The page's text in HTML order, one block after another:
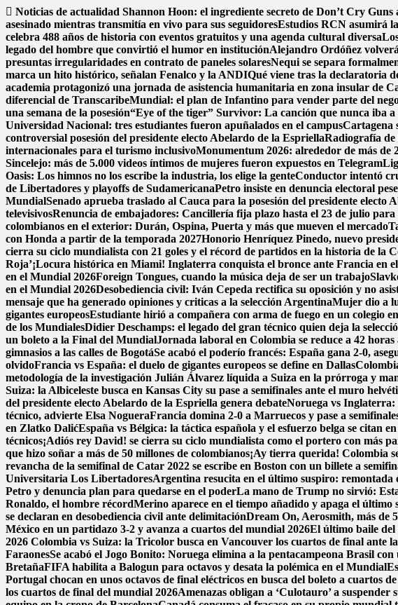
Saltar
al
contenido
Noticias de actualidad Shannon Hoon: el ingrediente secreto de Don’t Cry Guns
asesinado mientras transmitía en vivo para sus seguidoresEstudios RCN asumirá
celebra 488 años de historia con eventos gratuitos y una agenda cultural diversa
legado del hombre que convirtió el humor en instituciónAlejandro Ordóñez
presuntas irregularidades en contrato de paneles solaresNequi se separa
marca un hito histórico, señalan Fenalco y la ANDIQué viene tras la declaratoria
academia protagonizó una jornada de asistencia humanitaria en zona insular de
diferencial de TranscaribeMundial: el plan de Infantino para vender parte del
una semana de la posesión“Eye of the tiger” Survivor: La canción que nunca iba a
Universidad Nacional: tres estudiantes fueron apuñalados en el campusCartagena
controversial posesión del presidente electo Abelardo de la EspriellaRadiografía de
internacionales para el turismo inclusivoMonumentum 2026: alrededor de más de
Sincelejo: más de 5.000 videos íntimos de mujeres fueron expuestos en Telegram
Oasis: Los himnos no los escribe la industria, los elige la genteConductor intentó
de Libertadores y playoffs de SudamericanaPetro insiste en denuncia electoral
MundialSenado aprueba traslado al Cauca para la posesión del presidente electo
televisivosRenuncia de embajadores: Cancillería fija plazo hasta el 23 de julio
colombianos en el exterior: Durán, Ospina, Puerta y más que mueven el mercado
con Honda a partir de la temporada 2027Honorio Henríquez Pinedo, nuevo
cierra su ciclo mundialista con 21 goles y el récord de partidos en la historia de la
Roja’¡Locura histórica en Miami! Inglaterra conquista el bronce ante Francia en
en el Mundial 2026Foreign Tongues, cuando la música deja de ser un trabajo
en el Mundial 2026Desobediencia civil: Iván Cepeda rectifica su oposición y no
mensaje que ha generado opiniones y criticas a la selección ArgentinaMujer dio a
gigantes europeosEstudiante hirió a compañera con arma de fuego en un colegio
de los MundialesDidier Deschamps: el legado del gran técnico quien deja la
un boleto a la Final del MundialJornada laboral en Colombia se reduce a 42
gimnasios a las calles de BogotáSe acabó el poderío francés: España gana 2-0,
olvidoFrancia vs España: el duelo de gigantes europeos se define en Dallas
metodología de la investigación Julián Álvarez líquida a Suiza en la prórroga y
Suiza: la Albiceleste busca en Kansas City su pase a semifinales ante el muro
del presidente electo Abelardo de la Espriella genera debateNoruega vs Inglaterra:
técnico, advierte Elsa NogueraFrancia domina 2-0 a Marruecos y pase a
en Zlatko DalićEspaña vs Bélgica: la táctica española y el esfuerzo belga se citan
técnicos¡Adiós rey David! se cierra su ciclo mundialista como el portero con más
que hizo soñar a más de 50 millones de colombianos¡Ay tierra querida! Colombia
revancha de la semifinal de Catar 2022 se escribe en Boston con un billete a
Universitaria Los LibertadoresArgentina resucita en el último suspiro: remontada
Petro y denuncia plan para quedarse en el poderLa mano de Trump no sirvió:
Ronaldo, el hombre récordMerino aparece en el tiempo añadido y apaga el
se declaran en desobediencia civil ante delimitaciónDream On, Aerosmith, más de
México en un partidazo 3-2 y avanza a cuartos del mundial 2026El último baile del
2026 Colombia vs Suiza: la Tricolor busca en Vancouver los cuartos de final ante
FaraonesSe acabó el Jogo Bonito: Noruega elimina a la pentacampeona Brasil
BretañaFIFA habilita a Balogun para octavos y desata la polémica en el Mundial
Portugal chocan en unos octavos de final eléctricos en busca del boleto a cuartos
los cuartos de final del mundial 2026Amenazas obligan a ‘Culotauro’ a